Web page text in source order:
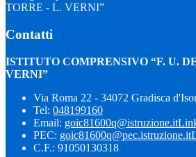
TORRE - L. VERNI”
Contatti
ISTITUTO COMPRENSIVO “F. U.
VERNI”
Via Roma 22 - 34072 Gradisca
Tel: 048199160
Email: goic81600q@istruzione.it
PEC: goic81600q@pec.istruzione.it
C.F.: 91050130318